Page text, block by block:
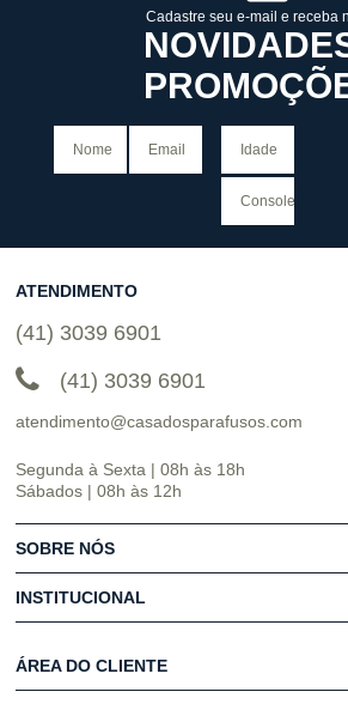
Cadastre seu e-mail e receba
ATENDIMENTO
(41) 3039 6901
(41) 3039 6901
atendimento@casadosparafusos.com
Segunda à Sexta | 08h às 18h
Sábados | 08h às 12h
SOBRE NÓS
INSTITUCIONAL
ÁREA DO CLIENTE